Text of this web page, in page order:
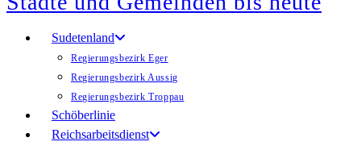
durchsuchen
starten
Sudetenland
Regierungsbezirk Eger
Regierungsbezirk Aussig
Regierungsbezirk Troppau
Schöberlinie
Reichsarbeitsdienst